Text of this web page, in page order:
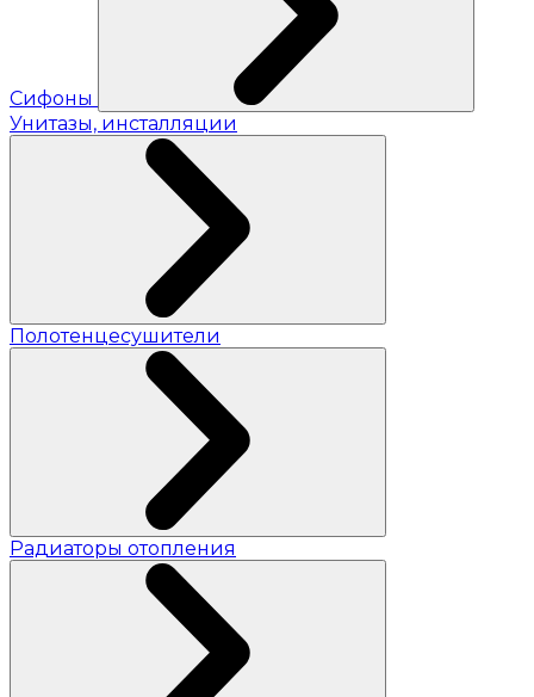
Сифоны
Унитазы, инсталляции
Полотенцесушители
Радиаторы отопления